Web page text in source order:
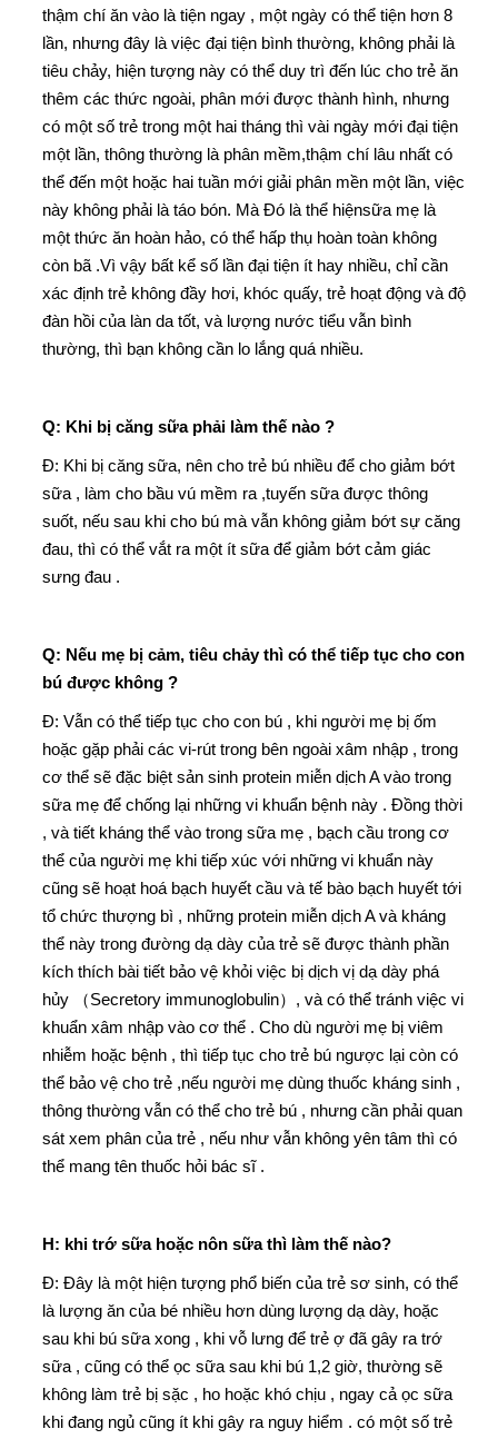
thậm chí ăn vào là tiện ngay , một ngày có thể tiện hơn 8
lần, nhưng đây là việc đại tiện bình thường, không phải là
tiêu chảy, hiện tượng này có thể duy trì đến lúc cho trẻ ăn
thêm các thức ngoài, phân mới được thành hình, nhưng
có một số trẻ trong một hai tháng thì vài ngày mới đại tiện
một lần, thông thường là phân mềm,thậm chí lâu nhất có
thể đến một hoặc hai tuần mới giải phân mền một lần, việc
này không phải là táo bón. Mà Đó là thể hiệnsữa mẹ là
một thức ăn hoàn hảo, có thể hấp thụ hoàn toàn không
còn bã .Vì vậy bất kể số lần đại tiện ít hay nhiều, chỉ cần
xác định trẻ không đầy hơi, khóc quấy, trẻ hoạt động và độ
đàn hồi của làn da tốt, và lượng nước tiểu vẫn bình
thường, thì bạn không cần lo lắng quá nhiều.
Q: Khi bị căng sữa phải làm thế nào ?
Đ: Khi bị căng sữa, nên cho trẻ bú nhiều để cho giảm bớt
sữa , làm cho bầu vú mềm ra ,tuyến sữa được thông
suốt, nếu sau khi cho bú mà vẫn không giảm bớt sự căng
đau, thì có thể vắt ra một ít sữa để giảm bớt cảm giác
sưng đau .
Q: Nếu mẹ bị cảm, tiêu chảy thì có thể tiếp tục cho con
bú được không ?
Đ: Vẫn có thể tiếp tục cho con bú , khi người mẹ bị ốm
hoặc gặp phải các vi-rút trong bên ngoài xâm nhập , trong
cơ thể sẽ đặc biệt sản sinh protein miễn dịch A vào trong
sữa mẹ để chống lại những vi khuẩn bệnh này . Đồng thời
, và tiết kháng thể vào trong sữa mẹ , bạch cầu trong cơ
thể của người mẹ khi tiếp xúc với những vi khuẩn này
cũng sẽ hoạt hoá bạch huyết cầu và tế bào bạch huyết tới
tổ chức thượng bì , những protein miễn dịch A và kháng
thể này trong đường dạ dày của trẻ sẽ được thành phần
kích thích bài tiết bảo vệ khỏi việc bị dịch vị dạ dày phá
hủy （Secretory immunoglobulin）, và có thể tránh việc vi
khuẩn xâm nhập vào cơ thể . Cho dù người mẹ bị viêm
nhiễm hoặc bệnh , thì tiếp tục cho trẻ bú ngược lại còn có
thể bảo vệ cho trẻ ,nếu người mẹ dùng thuốc kháng sinh ,
thông thường vẫn có thể cho trẻ bú , nhưng cần phải quan
sát xem phân của trẻ , nếu như vẫn không yên tâm thì có
thể mang tên thuốc hỏi bác sĩ .
H: khi trớ sữa hoặc nôn sữa thì làm thế nào?
Đ: Đây là một hiện tượng phổ biến của trẻ sơ sinh, có thể
là lượng ăn của bé nhiều hơn dùng lượng dạ dày, hoặc
sau khi bú sữa xong , khi vỗ lưng để trẻ ợ đã gây ra trớ
sữa , cũng có thể ọc sữa sau khi bú 1,2 giờ, thường sẽ
không làm trẻ bị sặc , ho hoặc khó chịu , ngay cả ọc sữa
khi đang ngủ cũng ít khi gây ra nguy hiểm . có một số trẻ